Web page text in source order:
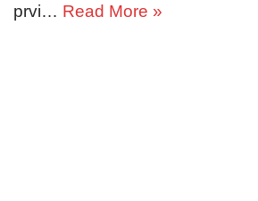
prvi… Read More »